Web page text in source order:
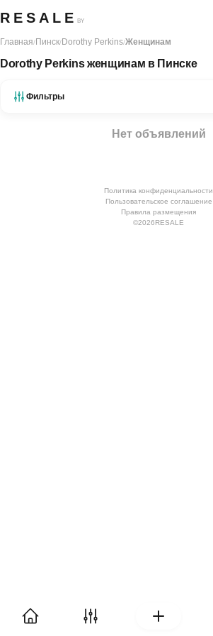
RESALE BY
Главная/Пинск/Dorothy Perkins/Женщинам
Dorothy Perkins женщинам в Пинске
Фильтры
Нет объявлений
Политика конфиденциальности
Пользовательское соглашение
Правила размещения
©2026RESALE